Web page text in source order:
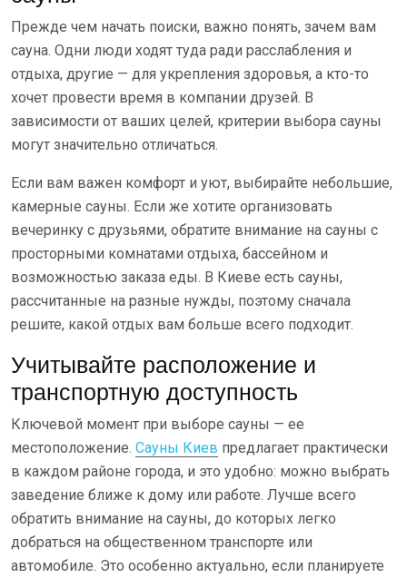
Прежде чем начать поиски, важно понять, зачем вам
сауна. Одни люди ходят туда ради расслабления и
отдыха, другие — для укрепления здоровья, а кто-то
хочет провести время в компании друзей. В
зависимости от ваших целей, критерии выбора сауны
могут значительно отличаться.
Если вам важен комфорт и уют, выбирайте небольшие,
камерные сауны. Если же хотите организовать
вечеринку с друзьями, обратите внимание на сауны с
просторными комнатами отдыха, бассейном и
возможностью заказа еды. В Киеве есть сауны,
рассчитанные на разные нужды, поэтому сначала
решите, какой отдых вам больше всего подходит.
Учитывайте расположение и
транспортную доступность
Ключевой момент при выборе сауны — ее
местоположение. Сауны Киев предлагает практически
в каждом районе города, и это удобно: можно выбрать
заведение ближе к дому или работе. Лучше всего
обратить внимание на сауны, до которых легко
добраться на общественном транспорте или
автомобиле. Это особенно актуально, если планируете